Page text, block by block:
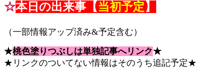
☆本日の出来事【当初予定】
（一部情報アップ済み&予定含む）
★桃色塗りつぶしは単独記事へリンク★
★リンクのついてない情報はそのうち追記予定★